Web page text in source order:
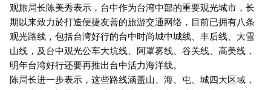
观旅局长陈美秀表示，台中作为台湾中部的重要观光城市，长
期以来致力於打造便捷友善的旅游交通网络，目前已拥有八条
观光路线，包括台湾好行的台中时尚城中城线、丰后线、大雪
山线，及台中观光公车大坑线、阿罩雾线、谷关线、高美线，
明年台湾好行还要再推出台中活力海洋线。
陈局长进一步表示，这些路线涵盖山、海、屯、城四大区域，